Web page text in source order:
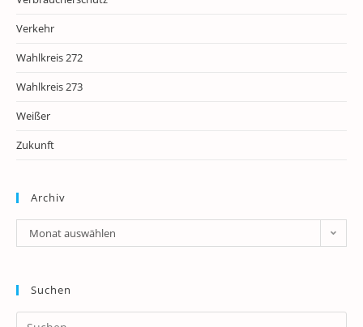
Verkehr
Wahlkreis 272
Wahlkreis 273
Weißer
Zukunft
Archiv
Archiv
Monat auswählen
Suchen